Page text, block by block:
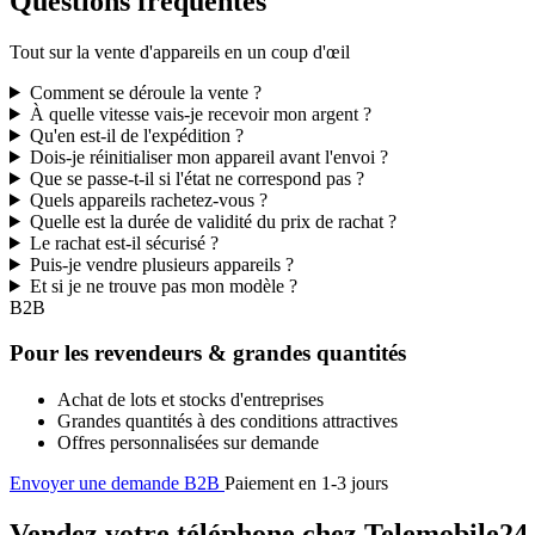
Tout sur la vente d'appareils en un coup d'œil
Comment se déroule la vente ?
À quelle vitesse vais-je recevoir mon argent ?
Qu'en est-il de l'expédition ?
Dois-je réinitialiser mon appareil avant l'envoi ?
Que se passe-t-il si l'état ne correspond pas ?
Quels appareils rachetez-vous ?
Quelle est la durée de validité du prix de rachat ?
Le rachat est-il sécurisé ?
Puis-je vendre plusieurs appareils ?
Et si je ne trouve pas mon modèle ?
B2B
Pour les revendeurs & grandes quantités
Achat de lots et stocks d'entreprises
Grandes quantités à des conditions attractives
Offres personnalisées sur demande
Envoyer une demande B2B Paiement en 1-3 jours